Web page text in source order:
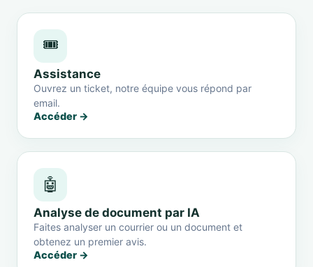
🎟️
Assistance
Ouvrez un ticket, notre équipe vous répond par
email.
Accéder →
🤖
Analyse de document par IA
Faites analyser un courrier ou un document et
obtenez un premier avis.
Accéder →